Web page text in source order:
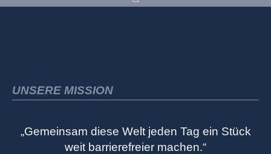
UNSERE MISSION
„Gemeinsam diese Welt jeden Tag ein Stück
weit barrierefreier machen.“